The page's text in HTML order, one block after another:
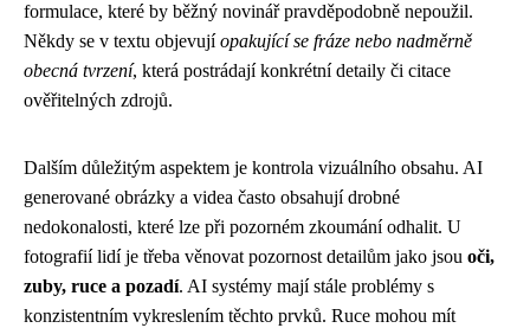
formulace, které by běžný novinář pravděpodobně nepoužil.
Někdy se v textu objevujíopakující se fráze nebo nadměrně
obecná tvrzení, která postrádají konkrétní detaily či citace
ověřitelných zdrojů.
Dalším důležitým aspektem je kontrola vizuálního obsahu. AI
generované obrázky a videa často obsahují drobné
nedokonalosti, které lze při pozorném zkoumání odhalit. U
fotografií lidí je třeba věnovat pozornost detailům jako jsou oči,
zuby, ruce a pozadí. AI systémy mají stále problémy s
konzistentním vykreslením těchto prvků. Ruce mohou mít